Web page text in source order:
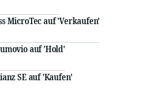
MicroTec auf 'Verkaufen'
auf 'Hold'
SE auf 'Kaufen'